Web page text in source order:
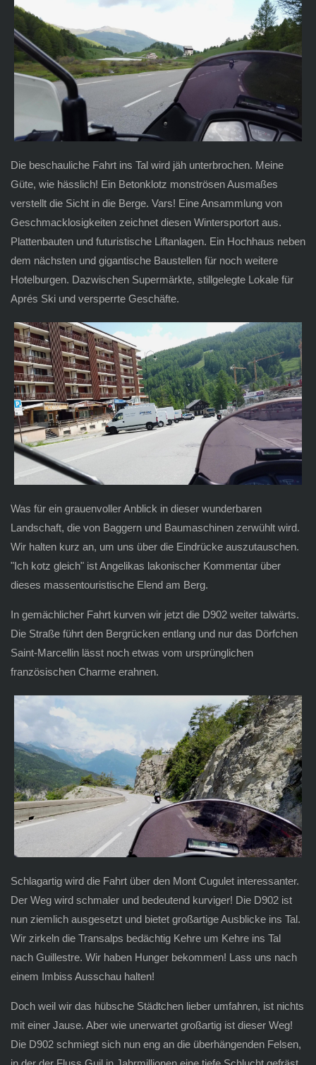
Die beschauliche Fahrt ins Tal wird jäh unterbrochen. Meine
Güte, wie hässlich! Ein Betonklotz monströsen Ausmaßes
verstellt die Sicht in die Berge. Vars! Eine Ansammlung von
Geschmacklosigkeiten zeichnet diesen Wintersportort aus.
Plattenbauten und futuristische Liftanlagen. Ein Hochhaus neben
dem nächsten und gigantische Baustellen für noch weitere
Hotelburgen. Dazwischen Supermärkte, stillgelegte Lokale für
Aprés Ski und versperrte Geschäfte.
Was für ein grauenvoller Anblick in dieser wunderbaren
Landschaft, die von Baggern und Baumaschinen zerwühlt wird.
Wir halten kurz an, um uns über die Eindrücke auszutauschen.
"Ich kotz gleich" ist Angelikas lakonischer Kommentar über
dieses massentouristische Elend am Berg.
In gemächlicher Fahrt kurven wir jetzt die D902 weiter talwärts.
Die Straße führt den Bergrücken entlang und nur das Dörfchen
Saint-Marcellin lässt noch etwas vom ursprünglichen
französischen Charme erahnen.
Schlagartig wird die Fahrt über den Mont Cugulet interessanter.
Der Weg wird schmaler und bedeutend kurviger! Die D902 ist
nun ziemlich ausgesetzt und bietet großartige Ausblicke ins Tal.
Wir zirkeln die Transalps bedächtig Kehre um Kehre ins Tal
nach Guillestre. Wir haben Hunger bekommen! Lass uns nach
einem Imbiss Ausschau halten!
Doch weil wir das hübsche Städtchen lieber umfahren, ist nichts
mit einer Jause. Aber wie unerwartet großartig ist dieser Weg!
Die D902 schmiegt sich nun eng an die überhängenden Felsen,